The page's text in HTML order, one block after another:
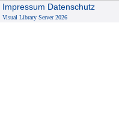
Impressum Datenschutz
Visual Library Server 2026